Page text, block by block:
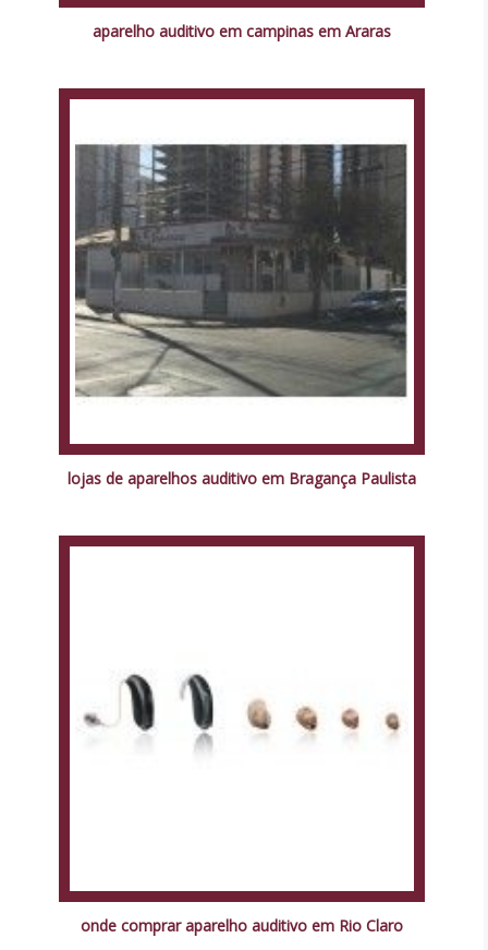
aparelho auditivo em campinas em Araras
lojas de aparelhos auditivo em Bragança Paulista
onde comprar aparelho auditivo em Rio Claro